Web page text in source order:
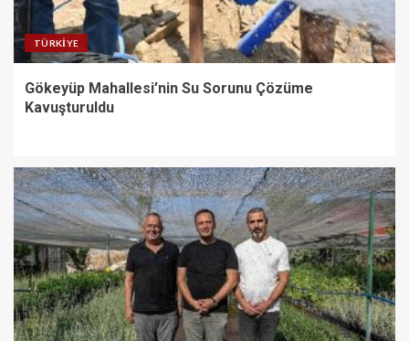
TÜRKIYE
Gökeyüp Mahallesi’nin Su Sorunu Çözüme
Kavuşturuldu